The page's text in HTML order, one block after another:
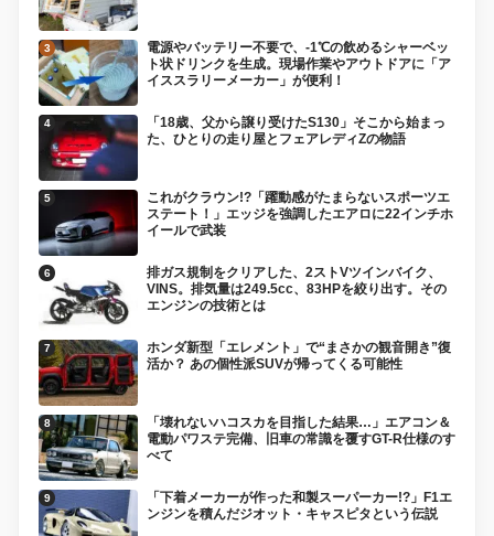
電源やバッテリー不要で、-1℃の飲めるシャーベッ
ト状ドリンクを生成。現場作業やアウトドアに「ア
イススラリーメーカー」が便利！
「18歳、父から譲り受けたS130」そこから始まっ
た、ひとりの走り屋とフェアレディZの物語
これがクラウン!?「躍動感がたまらないスポーツエ
ステート！」エッジを強調したエアロに22インチホ
イールで武装
排ガス規制をクリアした、2ストVツインバイク、
VINS。排気量は249.5cc、83HPを絞り出す。その
エンジンの技術とは
ホンダ新型「エレメント」で“まさかの観音開き”復
活か？ あの個性派SUVが帰ってくる可能性
「壊れないハコスカを目指した結果…」エアコン＆
電動パワステ完備、旧車の常識を覆すGT-R仕様のす
べて
「下着メーカーが作った和製スーパーカー!?」F1エ
ンジンを積んだジオット・キャスピタという伝説